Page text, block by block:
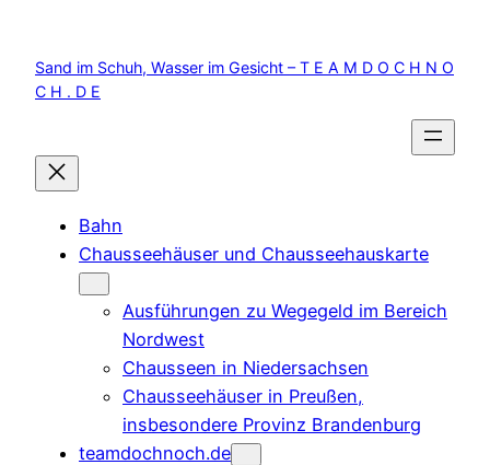
springen
Sand im Schuh, Wasser im Gesicht – T E A M D O C H N O
C H . D E
Bahn
Chausseehäuser und Chausseehauskarte
Ausführungen zu Wegegeld im Bereich
Nordwest
Chausseen in Niedersachsen
Chausseehäuser in Preußen,
insbesondere Provinz Brandenburg
teamdochnoch.de